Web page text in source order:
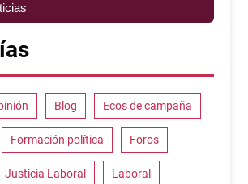
Blog Ecos de campaña
Formación política Foros
Justicia Laboral Laboral